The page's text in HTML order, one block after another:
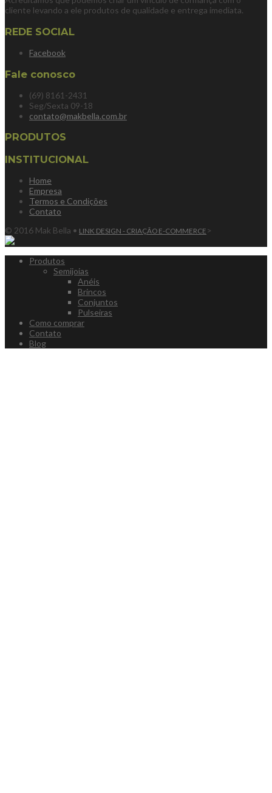
cliente levando a ele produtos de qualidade e entrega imediata.
REDE SOCIAL
Facebook
Fale conosco
(69) 8161-2431
Seg/Sexta 09-18
contato@makbella.com.br
PRODUTOS
INSTITUCIONAL
Home
Empresa
Termos e Condições
Contato
© 2016 Mak Bella • LINK DESIGN - CRIAÇÃO E-COMMERCE >
Produtos
Semijoias
Anéis
Brincos
Conjuntos
Pulseiras
Como comprar
Contato
Blog